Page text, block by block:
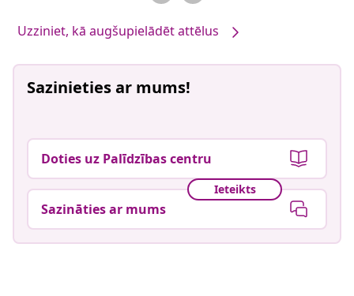
Uzziniet, kā augšupielādēt attēlus
Sazinieties ar mums!
Doties uz Palīdzības centru
Ieteikts
Sazināties ar mums